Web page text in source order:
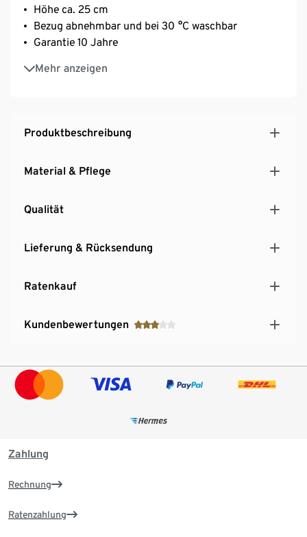
Höhe ca. 25 cm
Bezug abnehmbar und bei 30 °C waschbar
Garantie 10 Jahre
Mehr anzeigen
TÜV Rheinland und OEKO-TEX® MADE IN GREEN
30 Tage Probeschlafen
Produktbeschreibung
Material & Pflege
Qualität
Lieferung & Rücksendung
Ratenkauf
Kundenbewertungen
Zahlung
Rechnung
Ratenzahlung